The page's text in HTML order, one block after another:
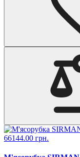
66144.00 грн.